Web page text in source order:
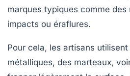
marques typiques comme des
impacts ou éraflures.
Pour cela, les artisans
métalliques, des marteaux,